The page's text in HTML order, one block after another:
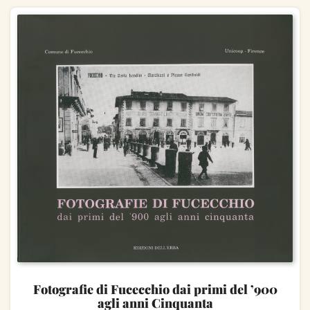
Fotografie di Fucecchio dai primi del ’900
agli anni Cinquanta